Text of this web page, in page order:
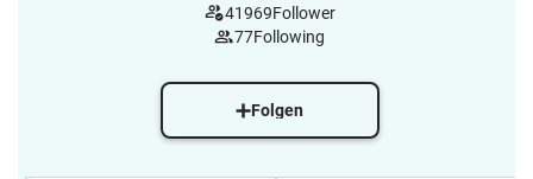
41969Follower
77Following
Folgen